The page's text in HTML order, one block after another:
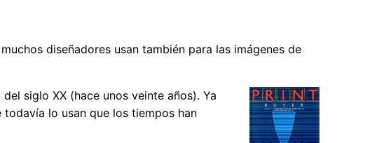
diseñadores usan también para las imágenes de
siglo XX (hace unos veinte años). Ya
lo usan que los tiempos han